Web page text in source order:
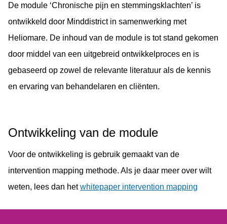
De module ‘Chronische pijn en stemmingsklachten’ is
ontwikkeld door Minddistrict in samenwerking met
Heliomare. De inhoud van de module is tot stand gekomen
door middel van een uitgebreid ontwikkelproces en is
gebaseerd op zowel de relevante literatuur als de kennis
en ervaring van behandelaren en cliënten.
Ontwikkeling van de module
Voor de ontwikkeling is gebruik gemaakt van de
intervention mapping methode. Als je daar meer over wilt
weten, lees dan hetwhitepaper intervention mapping